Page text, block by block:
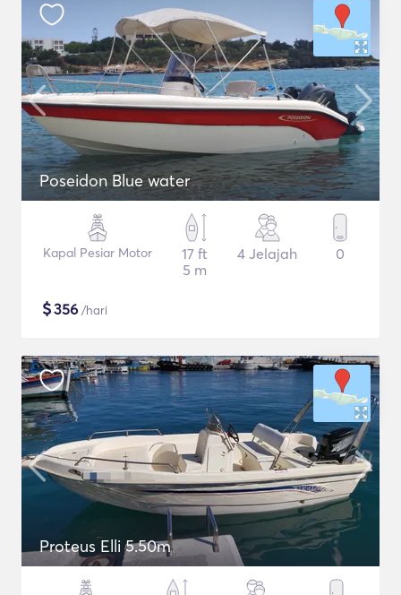
Poseidon Blue water
Kapal Pesiar Motor
17 ft
5 m
4 Jelajah 0
$356 /hari
Proteus Elli 5.50m